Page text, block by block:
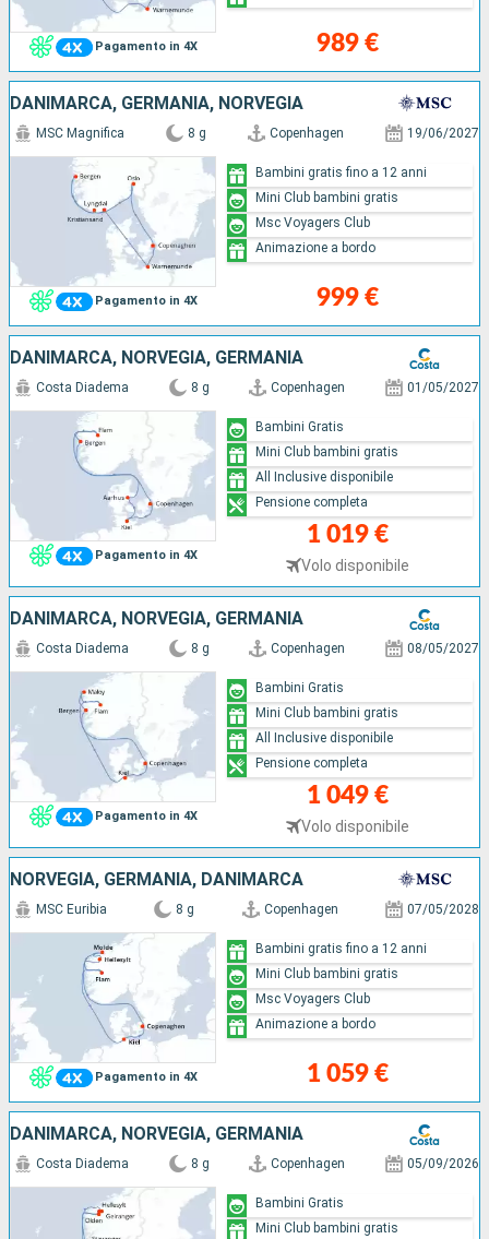
Pagamento in 4X 989 €
DANIMARCA, GERMANIA, NORVEGIA
Pagamento in 4X
MSC Magnifica 8 g Copenhagen 19/06/2027
999 €
Bambini gratis fino a 12 anni
Mini Club bambini gratis
Msc Voyagers Club
Animazione a bordo
DANIMARCA, NORVEGIA, GERMANIA
Pagamento in 4X
Costa Diadema 8 g Copenhagen 01/05/2027
1 019 €
Volo disponibile
Bambini Gratis
Mini Club bambini gratis
All Inclusive disponibile
Pensione completa
DANIMARCA, NORVEGIA, GERMANIA
Pagamento in 4X
Costa Diadema 8 g Copenhagen 08/05/2027
1 049 €
Volo disponibile
Bambini Gratis
Mini Club bambini gratis
All Inclusive disponibile
Pensione completa
NORVEGIA, GERMANIA, DANIMARCA
Pagamento in 4X
MSC Euribia 8 g Copenhagen 07/05/2028
1 059 €
Bambini gratis fino a 12 anni
Mini Club bambini gratis
Msc Voyagers Club
Animazione a bordo
DANIMARCA, NORVEGIA, GERMANIA
Costa Diadema 8 g Copenhagen 05/09/2026
Bambini Gratis
Mini Club bambini gratis